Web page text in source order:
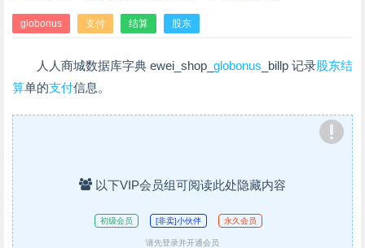
globonus 支付 结算 股东
人人商城数据库字典 ewei_shop_ globonus _billp 记录股东结
算单的支付信息。
以下VIP会员组可阅读此处隐藏内容
初级会员 [非卖]小伙伴 永久会员
请先登录并开通会员